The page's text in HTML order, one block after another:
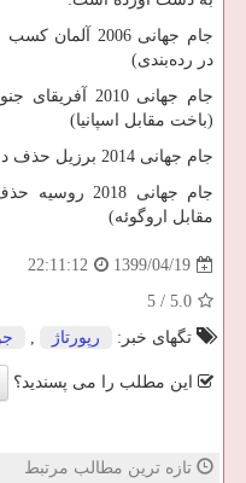
جام جهانی
در رده‌بندی)
جام جهانی
(باخت مقابل اسپانیا)
جام جهانی 2014 برزیل حذف در مرحله گروهی مسابقات
جام جهانی
مقابل اروگوئه)
1399/04/19
22:11:12
5.0
/
5
تگهای خبر:
رپورتاژ ,
این مطلب را می پسندید؟
تازه ترین مطالب مرتبط